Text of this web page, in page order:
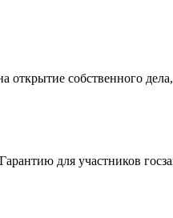
открытие собственного
для участников